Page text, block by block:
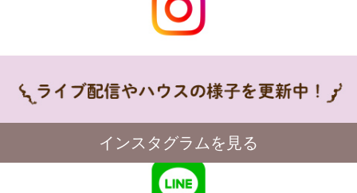
インスタグラムを見る